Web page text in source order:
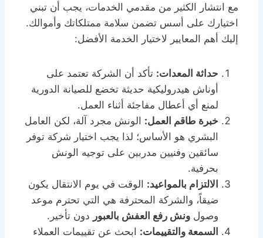
مع انتشار الكثير من مقدمي الخدمات، يجب أن تبني
اختيارك على أسس تضمن سلامة ممتلكاتك وأموالك.
إليك أهم المعايير لاختيار الخدمة الأفضل:
حداثة المعدات: تأكد أن الشركة تعتمد على
أوناش هيدروليكية حديثة تخضع للصيانة الدورية
لمنع أي أعطال مفاجئة أثناء العمل.
خبرة طاقم العمل: الونش مجرد آلة، لكن العامل
البشري هو الأساس؛ لذا يجب اختيار شركة توفر
سائقين وفنيين مدربين على توجيه الونش
بحرفية.
الالتزام بالمواعيد: الوقت في يوم الانتقال يكون
ضيقاً، والشركة المحترفة هي التي تحترم موعد
وصول ونش رفع العفش بالعبور دون تأخير.
السمعة والتقييمات: ابحث عن تقييمات العملاء